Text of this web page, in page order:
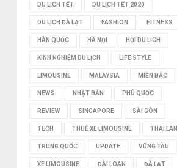
DU LỊCH TẾT DU LỊCH TẾT 2020
DU LỊCH ĐÀ LẠT FASHION FITNESS
HÀN QUỐC HÀ NỘI HỘI DU LỊCH
KINH NGHIỆM DU LỊCH LIFE STYLE
LIMOUSINE MALAYSIA MIỀN BẮC
NEWS NHẬT BẢN PHÚ QUỐC
REVIEW SINGAPORE SÀI GÒN
TECH THUÊ XE LIMOUSINE THÁI LAN
TRUNG QUỐC UPDATE VŨNG TÀU
XE LIMOUSINE ĐÀI LOAN ĐÀ LẠT